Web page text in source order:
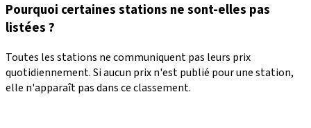
Pourquoi certaines stations ne sont-elles pas
listées ?
Toutes les stations ne communiquent pas leurs prix
quotidiennement. Si aucun prix n'est publié pour une station,
elle n'apparaît pas dans ce classement.